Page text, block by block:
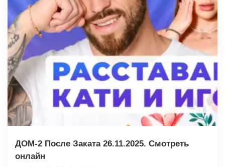
ДОМ-2 После Заката 26.11.2025. Смотреть
онлайн